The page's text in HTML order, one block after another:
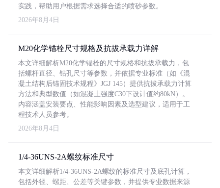
实践，帮助用户根据需求选择合适的喷砂参数。
2026年8月4日
M20化学锚栓尺寸规格及抗拔承载力详解
本文详细解析M20化学锚栓的尺寸规格和抗拔承载力，包
括螺杆直径、钻孔尺寸等参数，并依据专业标准（如《混
凝土结构后锚固技术规程》JGJ 145）提供抗拔承载力计算
方法和典型数值（如混凝土强度C30下设计值约80kN）。
内容涵盖安装要点、性能影响因素及选型建议，适用于工
程技术人员参考。
2026年8月4日
1/4-36UNS-2A螺纹标准尺寸
本文详细解析1/4-36UNS-2A螺纹的标准尺寸及底孔计算，
包括外径、螺距、公差等关键参数，并提供专业数据来源